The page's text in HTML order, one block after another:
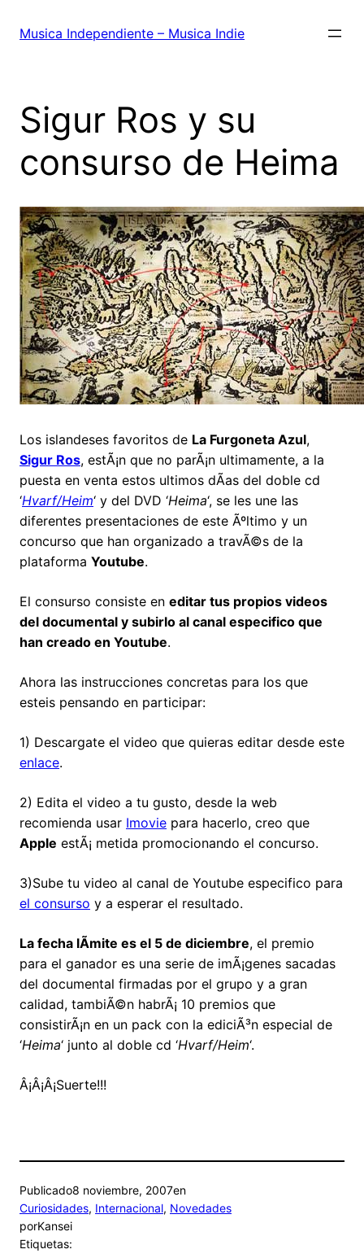
Musica Independiente – Musica Indie
Sigur Ros y su
consurso de Heima
Los islandeses favoritos de La Furgoneta Azul,
Sigur Ros, estÃ¡n que no parÃ¡n ultimamente, a la
puesta en venta estos ultimos dÃ­as del doble cd
‘Hvarf/Heim‘ y del DVD ‘Heima‘, se les une las
diferentes presentaciones de este Ãºltimo y un
concurso que han organizado a travÃ©s de la
plataforma Youtube.
El consurso consiste en editar tus propios videos
del documental y subirlo al canal especifico que
han creado en Youtube.
Ahora las instrucciones concretas para los que
esteis pensando en participar:
1) Descargate el video que quieras editar desde este
enlace.
2) Edita el video a tu gusto, desde la web
recomienda usar Imovie para hacerlo, creo que
Apple estÃ¡ metida promocionando el concurso.
3)Sube tu video al canal de Youtube especifico para
el consurso y a esperar el resultado.
La fecha lÃ­mite es el 5 de diciembre, el premio
para el ganador es una serie de imÃ¡genes sacadas
del documental firmadas por el grupo y a gran
calidad, tambiÃ©n habrÃ¡ 10 premios que
consistirÃ¡n en un pack con la ediciÃ³n especial de
‘Heima‘ junto al doble cd ‘Hvarf/Heim‘.
Â¡Â¡Â¡Suerte!!!
Publicado8 noviembre, 2007en
Curiosidades, Internacional, Novedades
porKansei
Etiquetas: